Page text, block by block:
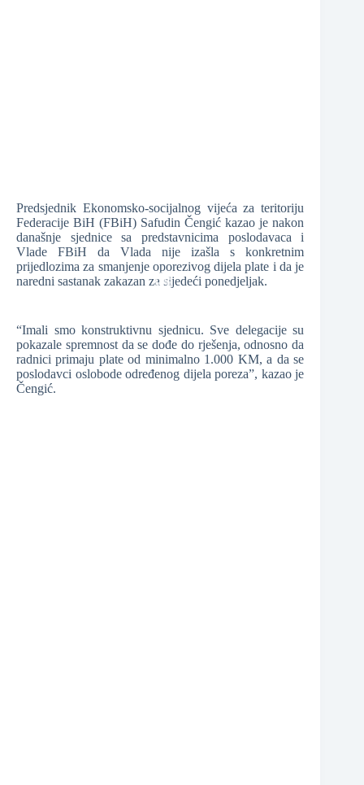
Predsjednik Ekonomsko-socijalnog vijeća za teritoriju
Federacije BiH (FBiH) Safudin Čengić kazao je nakon
današnje sjednice sa predstavnicima poslodavaca i
Vlade FBiH da Vlada nije izašla s konkretnim
prijedlozima za smanjenje oporezivog dijela plate i da je
naredni sastanak zakazan za sljedeći ponedjeljak.
“Imali smo konstruktivnu sjednicu. Sve delegacije su
pokazale spremnost da se dođe do rješenja, odnosno da
radnici primaju plate od minimalno 1.000 KM, a da se
poslodavci oslobode određenog dijela poreza”, kazao je
Čengić.
❆
❆
❆